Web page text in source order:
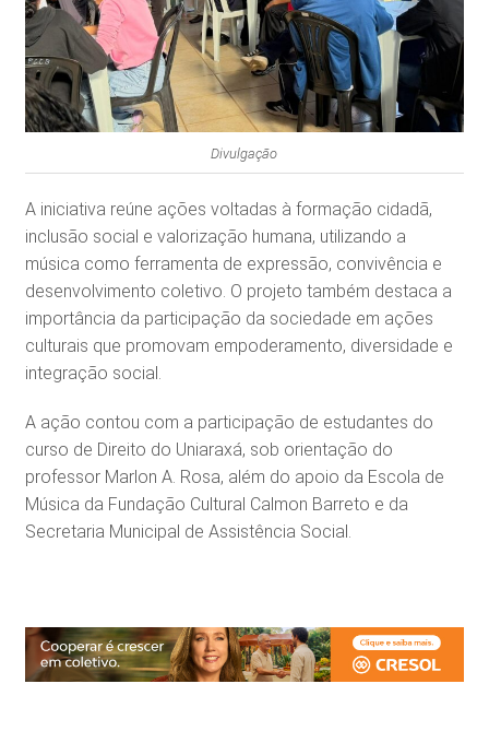
Divulgação
A iniciativa reúne ações voltadas à formação cidadã,
inclusão social e valorização humana, utilizando a
música como ferramenta de expressão, convivência e
desenvolvimento coletivo. O projeto também destaca a
importância da participação da sociedade em ações
culturais que promovam empoderamento, diversidade e
integração social.
A ação contou com a participação de estudantes do
curso de Direito do Uniaraxá, sob orientação do
professor Marlon A. Rosa, além do apoio da Escola de
Música da Fundação Cultural Calmon Barreto e da
Secretaria Municipal de Assistência Social.